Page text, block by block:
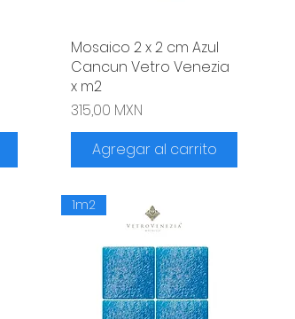
Vista rápida
Mosaico 2 x 2 cm Azul
Cancun Vetro Venezia
x m2
Precio
315,00 MXN
Agregar al carrito
1m2